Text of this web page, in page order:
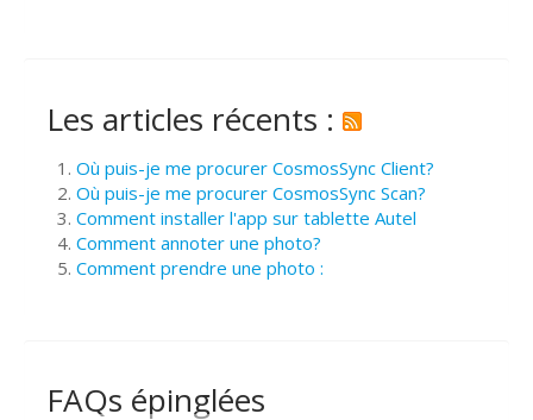
Les articles récents :
Où puis-je me procurer CosmosSync Client?
Où puis-je me procurer CosmosSync Scan?
Comment installer l'app sur tablette Autel
Comment annoter une photo?
Comment prendre une photo :
FAQs épinglées